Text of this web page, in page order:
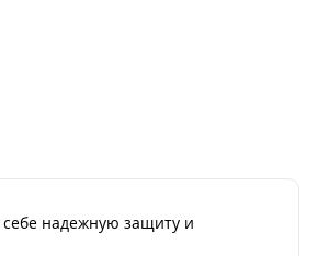
надежную защиту и